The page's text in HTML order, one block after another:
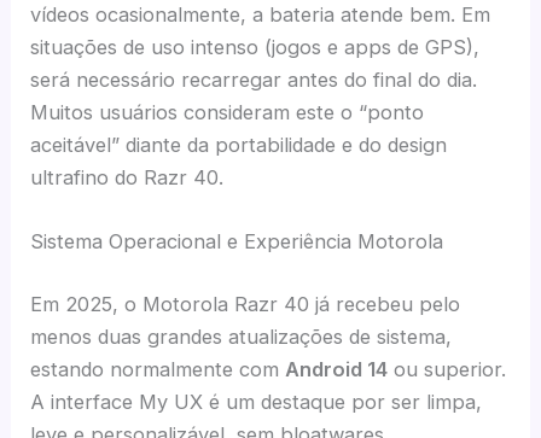
vídeos ocasionalmente, a bateria atende bem. Em
situações de uso intenso (jogos e apps de GPS),
será necessário recarregar antes do final do dia.
Muitos usuários consideram este o “ponto
aceitável” diante da portabilidade e do design
ultrafino do Razr 40.
Sistema Operacional e Experiência Motorola
Em 2025, o Motorola Razr 40 já recebeu pelo
menos duas grandes atualizações de sistema,
estando normalmente com Android 14 ou superior.
A interface My UX é um destaque por ser limpa,